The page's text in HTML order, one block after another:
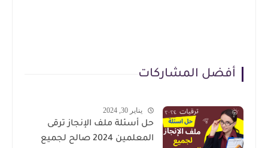
أفضل المشاركات
يناير 30, 2024
حل أسئلة ملف الإنجاز ترقى
المعلمين 2024 صالح لجميع